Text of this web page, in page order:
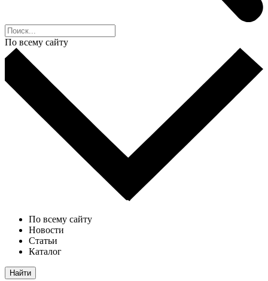
По всему сайту
По всему сайту
Новости
Статьи
Каталог
Найти